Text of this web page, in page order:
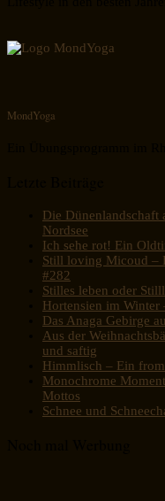
MondYoga
Die
Nordsee
Ich sehe rot! Ein
Still loving Micoud –
#282
Stilles leben oder
Hortensien im Winter
Das Anaga Gebirge
Aus der
und saftig
Himmlisch – Ein
Monochrome
Mottos
Schnee und